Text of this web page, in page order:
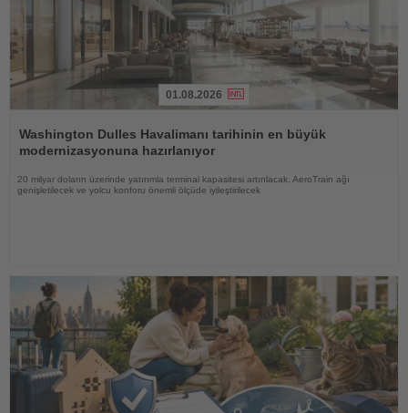
Oku
01.08.2026
Washington Dulles Havalimanı tarihinin en büyük
modernizasyonuna hazırlanıyor
20 milyar doların üzerinde yatırımla terminal kapasitesi artırılacak, AeroTrain ağı
genişletilecek ve yolcu konforu önemli ölçüde iyileştirilecek